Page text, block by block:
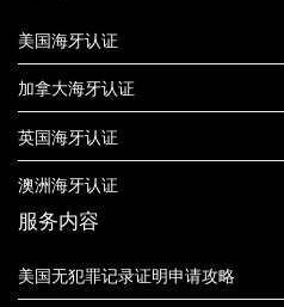
美国海牙认证
加拿大海牙认证
英国海牙认证
澳洲海牙认证
服务内容
美国无犯罪记录证明申请攻略